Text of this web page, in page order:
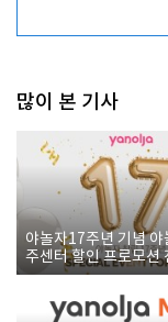
많이 본 기사
야놀자17주년 기념 야
주센터 할인 프로모션